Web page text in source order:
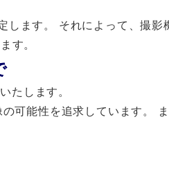
ます。 それによって、撮
す。
たします。
可能性を追求しています。